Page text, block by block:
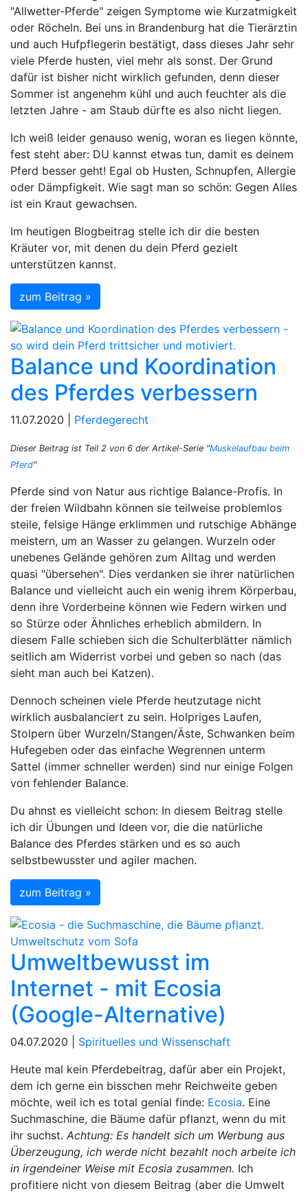
"Allwetter-Pferde" zeigen Symptome wie Kurzatmigkeit
oder Röcheln. Bei uns in Brandenburg hat die Tierärztin
und auch Hufpflegerin bestätigt, dass dieses Jahr sehr
viele Pferde husten, viel mehr als sonst. Der Grund
dafür ist bisher nicht wirklich gefunden, denn dieser
Sommer ist angenehm kühl und auch feuchter als die
letzten Jahre - am Staub dürfte es also nicht liegen.
Ich weiß leider genauso wenig, woran es liegen könnte,
fest steht aber: DU kannst etwas tun, damit es deinem
Pferd besser geht! Egal ob Husten, Schnupfen, Allergie
oder Dämpfigkeit. Wie sagt man so schön: Gegen Alles
ist ein Kraut gewachsen.
Im heutigen Blogbeitrag stelle ich dir die besten
Kräuter vor, mit denen du dein Pferd gezielt
unterstützen kannst.
zum Beitrag »
Balance und Koordination
des Pferdes verbessern
11.07.2020 | Pferdegerecht
Dieser Beitrag ist Teil 2 von 6 der Artikel-Serie "Muskelaufbau beim
Pferd"
Pferde sind von Natur aus richtige Balance-Profis. In
der freien Wildbahn können sie teilweise problemlos
steile, felsige Hänge erklimmen und rutschige Abhänge
meistern, um an Wasser zu gelangen. Wurzeln oder
unebenes Gelände gehören zum Alltag und werden
quasi "übersehen". Dies verdanken sie ihrer natürlichen
Balance und vielleicht auch ein wenig ihrem Körperbau,
denn ihre Vorderbeine können wie Federn wirken und
so Stürze oder Ähnliches erheblich abmildern. In
diesem Falle schieben sich die Schulterblätter nämlich
seitlich am Widerrist vorbei und geben so nach (das
sieht man auch bei Katzen).
Dennoch scheinen viele Pferde heutzutage nicht
wirklich ausbalanciert zu sein. Holpriges Laufen,
Stolpern über Wurzeln/Stangen/Äste, Schwanken beim
Hufegeben oder das einfache Wegrennen unterm
Sattel (immer schneller werden) sind nur einige Folgen
von fehlender Balance.
Du ahnst es vielleicht schon: In diesem Beitrag stelle
ich dir Übungen und Ideen vor, die die natürliche
Balance des Pferdes stärken und es so auch
selbstbewusster und agiler machen.
zum Beitrag »
Umweltbewusst im
Internet - mit Ecosia
(Google-Alternative)
04.07.2020 | Spirituelles und Wissenschaft
Heute mal kein Pferdebeitrag, dafür aber ein Projekt,
dem ich gerne ein bisschen mehr Reichweite geben
möchte, weil ich es total genial finde: Ecosia. Eine
Suchmaschine, die Bäume dafür pflanzt, wenn du mit
ihr suchst. Achtung: Es handelt sich um Werbung aus
Überzeugung, ich werde nicht bezahlt noch arbeite ich
in irgendeiner Weise mit Ecosia zusammen. Ich
profitiere nicht von diesem Beitrag (aber die Umwelt